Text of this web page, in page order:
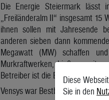
Die Energie Steiermark lässt
„Freiländeralm II“ insgesamt
ihnen sollen mit Jahresende
anderen sieben dann
Megawatt (MW) schaffen
Murkraftwerken, hieß es
Betreiber ist die Energie
Vensys war Bestbieter
Diese
Sie in den